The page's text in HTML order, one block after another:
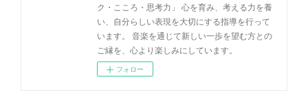
ク・こころ・思考力」 心を育み、考える力を養
い、自分らしい表現を大切にする指導を行って
います。 音楽を通じて新しい一歩を望む方との
ご縁を、心より楽しみにしています。
フォロー